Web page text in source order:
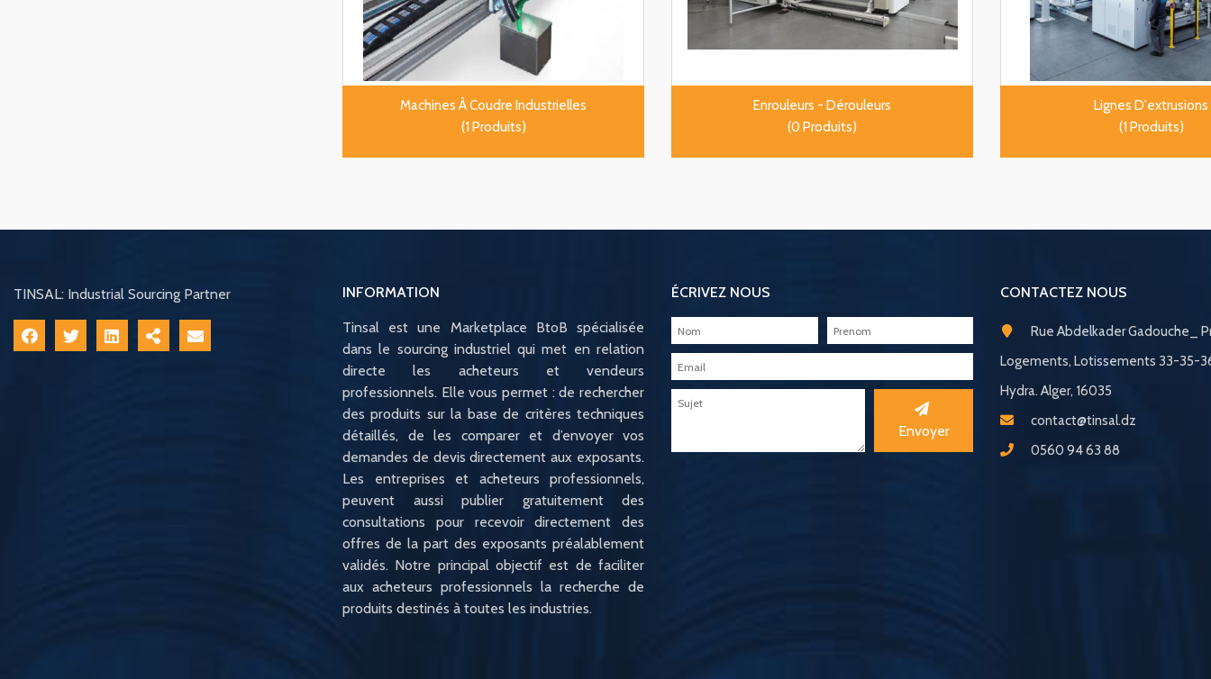
Machines À Coudre Industrielles
(1 Produits)
Enrouleurs - Dérouleurs
(0 Produits)
Lignes D'extrusions
(1 Produits)
TINSAL: Industrial Sourcing Partner INFORMATION
Tinsal est une Marketplace BtoB spécialisée
dans le sourcing industriel qui met en relation
directe les acheteurs et vendeurs
professionnels. Elle vous permet : de rechercher
des produits sur la base de critères techniques
détaillés, de les comparer et d’envoyer vos
demandes de devis directement aux exposants.
Les entreprises et acheteurs professionnels,
peuvent aussi publier gratuitement des
consultations pour recevoir directement des
offres de la part des exposants préalablement
validés. Notre principal objectif est de faciliter
aux acheteurs professionnels la recherche de
produits destinés à toutes les industries.
ÉCRIVEZ NOUS
Envoyer
CONTACTEZ NOUS
Rue Abdelkader Gadouche_
Logements, Lotissements 33-35-
Hydra. Alger, 16035
contact@tinsal.dz
0560 94 63 88